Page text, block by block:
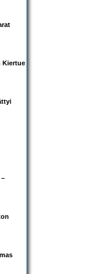
Kiertue
–